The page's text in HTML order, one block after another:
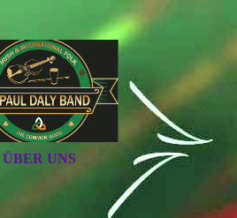
ÜBER UNS